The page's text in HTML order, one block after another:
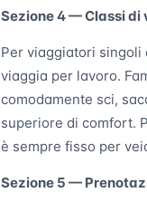
Sezione 4 — Classi di
Per viaggiatori singoli
viaggia per lavoro.
comodamente sci,
superiore di comfort.
è sempre fisso per
Sezione 5 —